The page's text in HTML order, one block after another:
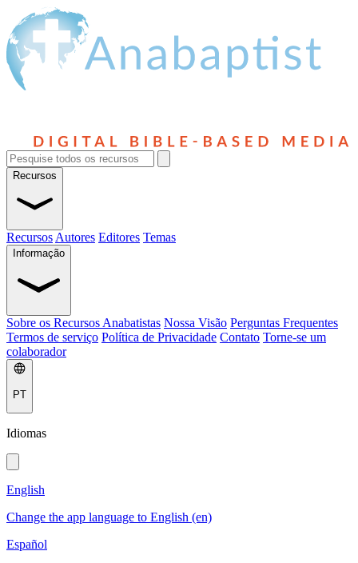
Recursos
Recursos Autores Editores Temas
Informação
Sobre os Recursos Anabatistas Nossa Visão Perguntas Frequentes
Termos de serviço Política de Privacidade Contato Torne-se um
colaborador
PT
Idiomas
English
Change the app language to English (en)
Español